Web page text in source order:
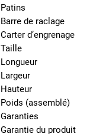
Patins
Barre de raclage
Carter d’engrenage
Taille
Longueur
Largeur
Hauteur
Poids (assemblé)
Garanties
Garantie du produit